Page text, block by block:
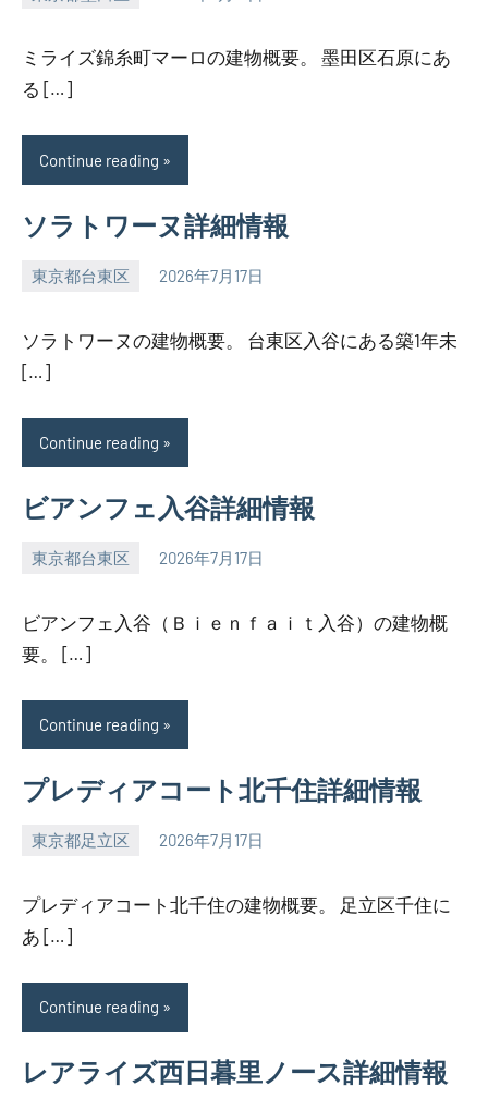
SEZIMO
ミライズ錦糸町マーロの建物概要。 墨田区石原にあ
る […]
Continue reading
ソラトワーヌ詳細情報
東京都台東区 2026年7月17日
SEZIMO
ソラトワーヌの建物概要。 台東区入谷にある築1年未
[…]
Continue reading
ビアンフェ入谷詳細情報
東京都台東区 2026年7月17日
SEZIMO
ビアンフェ入谷（Ｂｉｅｎｆａｉｔ入谷）の建物概
要。 […]
Continue reading
プレディアコート北千住詳細情報
東京都足立区 2026年7月17日
SEZIMO
プレディアコート北千住の建物概要。 足立区千住に
あ […]
Continue reading
レアライズ西日暮里ノース詳細情報